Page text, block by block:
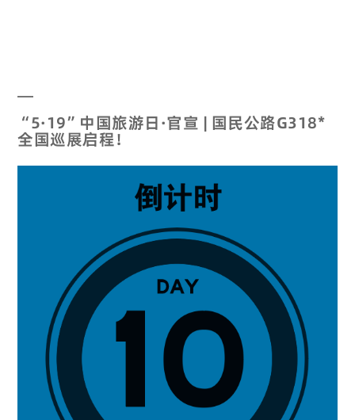
“5·19”中国旅游日·官宣 | 国民公路G318*
全国巡展启程！